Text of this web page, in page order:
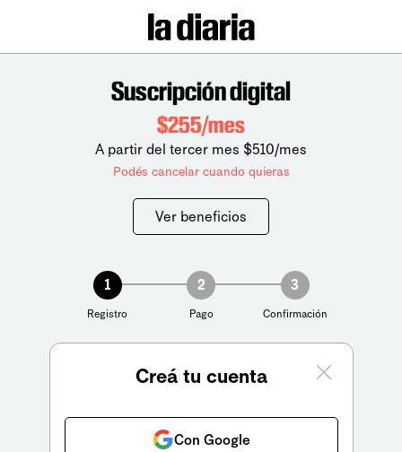
Suscripción digital
$255/mes
A partir del tercer mes $510/mes
Podés cancelar cuando quieras
Ver beneficios
1
Registro
2
Pago
3
Confirmación
Creá tu cuenta
Con Google